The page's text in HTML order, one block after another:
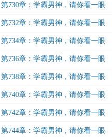
同班校花（12）
第730章：学霸男神，请你看一眼
同班校花（14）
第732章：学霸男神，请你看一眼
同班校花（16）
第734章：学霸男神，请你看一眼
同班校花（18）（昆仑山A玉虚宫加
更）
第736章：学霸男神，请你看一眼
同班校花（20）
第738章：学霸男神，请你看一眼
同班校花（22）
第740章：学霸男神，请你看一眼
同班校花（24）
第742章：学霸男神，请你看一眼
同班校花（26）
第744章：学霸男神，请你看一眼